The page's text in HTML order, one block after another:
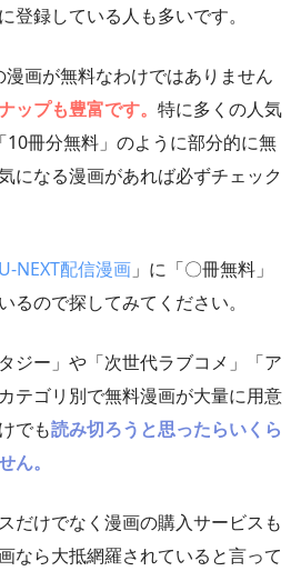
登録している人も多いです。
漫画が無料なわけではありません
ップも豊富です。 特に多くの人気
冊分無料」のように部分的に無
になる漫画があれば必ずチェック
U-NEXT配信漫画 」に「〇冊無料」
るので探してみてください。
ジー」や「次世代ラブコメ」「ア
テゴリ別で無料漫画が大量に用意
でも読み切ろうと思ったらいくら
ん。
だけでなく漫画の購入サービスも
なら大抵網羅されていると言って